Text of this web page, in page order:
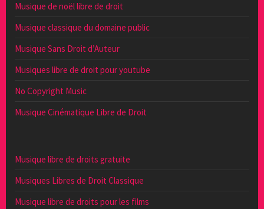
Musique de noël libre de droit
Musique classique du domaine public
Musique Sans Droit d’Auteur
Musiques libre de droit pour youtube
No Copyright Music
Musique Cinématique Libre de Droit
Musique libre de droits gratuite
Musiques Libres de Droit Classique
Musique libre de droits pour les films